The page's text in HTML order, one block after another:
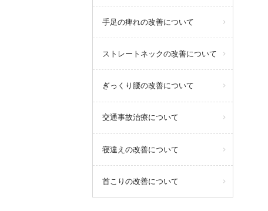
手足の痺れの改善について
ストレートネックの改善について
ぎっくり腰の改善について
交通事故治療について
寝違えの改善について
首こりの改善について